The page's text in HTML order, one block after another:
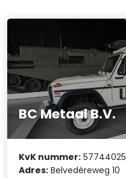
BC Metaal B.V.
KvK nummer: 57744025
Adres: Belvedèreweg 10